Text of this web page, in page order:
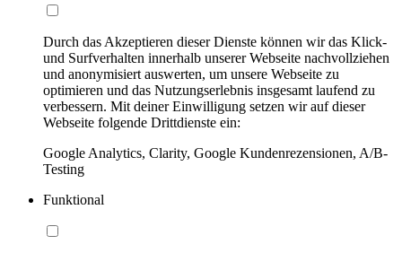
Durch das Akzeptieren dieser Dienste können wir das Klick-
und Surfverhalten innerhalb unserer Webseite nachvollziehen
und anonymisiert auswerten, um unsere Webseite zu
optimieren und das Nutzungserlebnis insgesamt laufend zu
verbessern. Mit deiner Einwilligung setzen wir auf dieser
Webseite folgende Drittdienste ein:
Google Analytics, Clarity, Google Kundenrezensionen, A/B-
Testing
Funktional